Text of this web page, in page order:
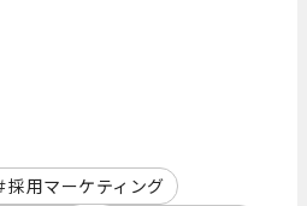
採用マーケティング